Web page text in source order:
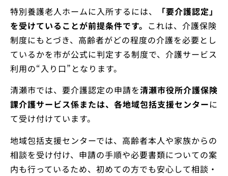
特別養護老人ホームに入所するには、
「要介護認定」
を受けていることが前提条件です。 これは、介護保険
制度にもとづき、高齢者がどの程度の介護を必要とし
ているかを市が公式に判定する制度で、介護サービス
利用の“入り口”となります。
清瀬市では、要介護認定の申請を清瀬市役所介護保険
課介護サービス係または、各地域包括支援センターに
て受け付けています。
地域包括支援センターでは、高齢者本人や家族からの
相談を受け付け、申請の手順や必要書類についての案
内も行っているため、初めての方でも安心して相談・